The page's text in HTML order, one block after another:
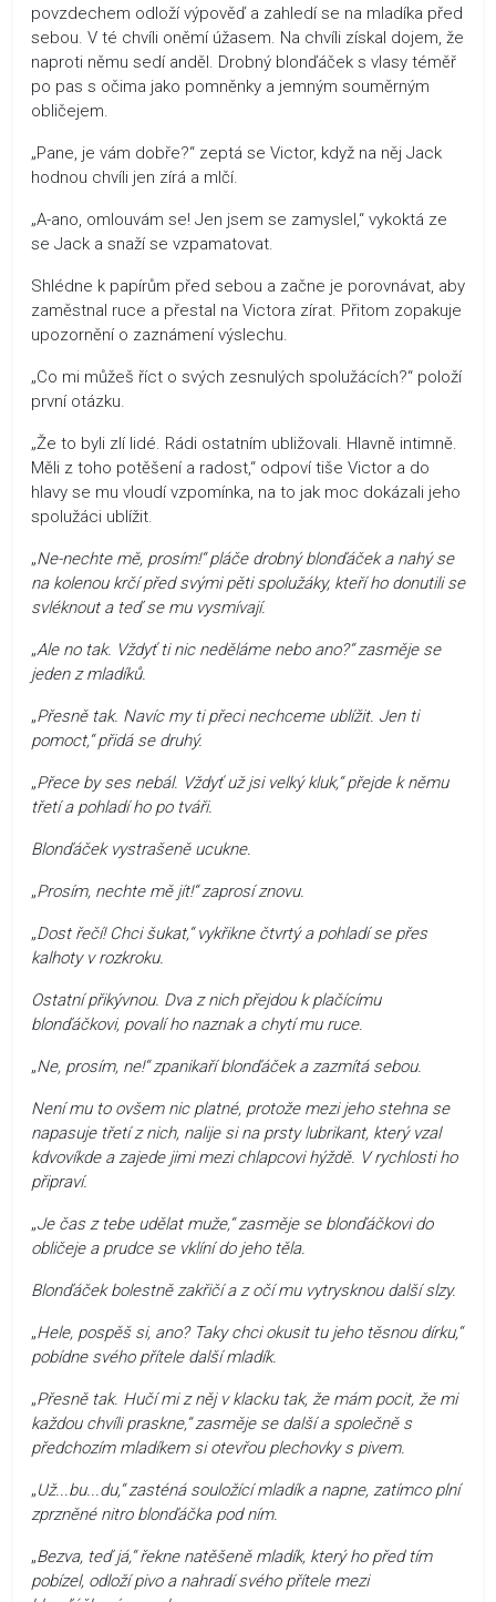
povzdechem odloží výpověď a zahledí se na mladíka před
sebou. V té chvíli oněmí úžasem. Na chvíli získal dojem, že
naproti němu sedí anděl. Drobný blonďáček s vlasy téměř
po pas s očima jako pomněnky a jemným souměrným
obličejem.
„Pane, je vám dobře?“ zeptá se Victor, když na něj Jack
hodnou chvíli jen zírá a mlčí.
„A-ano, omlouvám se! Jen jsem se zamyslel,“ vykoktá ze
se Jack a snaží se vzpamatovat.
Shlédne k papírům před sebou a začne je porovnávat, aby
zaměstnal ruce a přestal na Victora zírat. Přitom zopakuje
upozornění o zaznámení výslechu.
„Co mi můžeš říct o svých zesnulých spolužácích?“ položí
první otázku.
„Že to byli zlí lidé. Rádi ostatním ubližovali. Hlavně intimně.
Měli z toho potěšení a radost,“ odpoví tiše Victor a do
hlavy se mu vloudí vzpomínka, na to jak moc dokázali jeho
spolužáci ublížit.
„Ne-nechte mě, prosím!“ pláče drobný blonďáček a nahý se
na kolenou krčí před svými pěti spolužáky, kteří ho donutili se
svléknout a teď se mu vysmívají.
„Ale no tak. Vždyť ti nic neděláme nebo ano?“ zasměje se
jeden z mladíků.
„Přesně tak. Navíc my ti přeci nechceme ublížit. Jen ti
pomoct,“ přidá se druhý.
„Přece by ses nebál. Vždyť už jsi velký kluk,“ přejde k němu
třetí a pohladí ho po tváři.
Blonďáček vystrašeně ucukne.
„Prosím, nechte mě jít!“ zaprosí znovu.
„Dost řečí! Chci šukat,“ vykřikne čtvrtý a pohladí se přes
kalhoty v rozkroku.
Ostatní přikývnou. Dva z nich přejdou k plačícímu
blonďáčkovi, povalí ho naznak a chytí mu ruce.
„Ne, prosím, ne!“ zpanikaří blonďáček a zazmítá sebou.
Není mu to ovšem nic platné, protože mezi jeho stehna se
napasuje třetí z nich, nalije si na prsty lubrikant, který vzal
kdvovíkde a zajede jimi mezi chlapcovi hýždě. V rychlosti ho
připraví.
„Je čas z tebe udělat muže,“ zasměje se blonďáčkovi do
obličeje a prudce se vklíní do jeho těla.
Blonďáček bolestně zakřičí a z očí mu vytrysknou další slzy.
„Hele, pospěš si, ano? Taky chci okusit tu jeho těsnou dírku,“
pobídne svého přítele další mladík.
„Přesně tak. Hučí mi z něj v klacku tak, že mám pocit, že mi
každou chvíli praskne,“ zasměje se další a společně s
předchozím mladíkem si otevřou plechovky s pivem.
„Už...bu...du,“ zasténá souložící mladík a napne, zatímco plní
zprzněné nitro blonďáčka pod ním.
„Bezva, teď já,“ řekne natěšeně mladík, který ho před tím
pobízel, odloží pivo a nahradí svého přítele mezi